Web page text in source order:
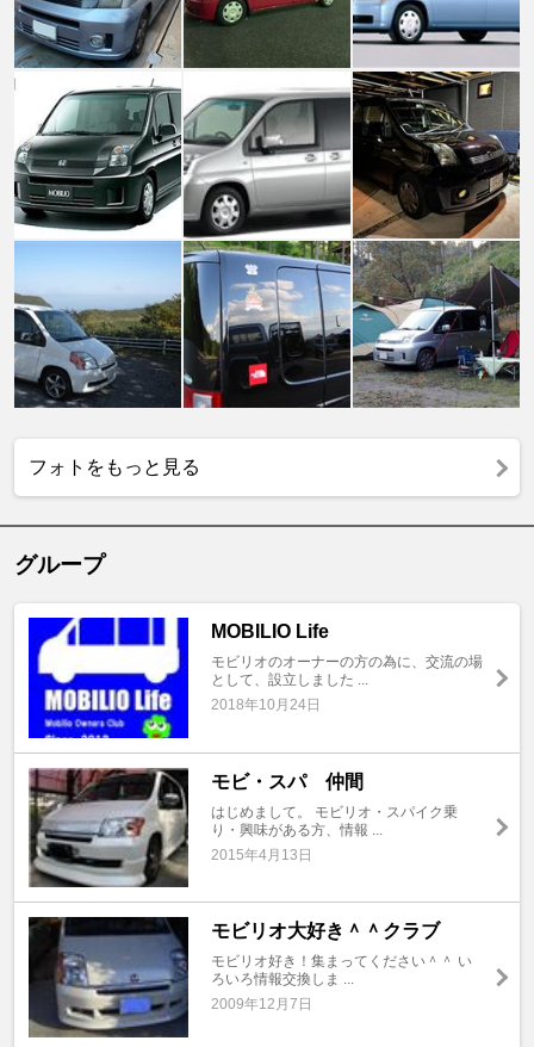
フォトをもっと見る
グループ
MOBILIO Life
モビリオのオーナーの方の為に、交流の場
として、設立しました ...
2018年10月24日
モビ・スパ 仲間
はじめまして。 モビリオ・スパイク乗
り・興味がある方、情報 ...
2015年4月13日
モビリオ大好き＾＾クラブ
モビリオ好き！集まってください＾＾ い
ろいろ情報交換しま ...
2009年12月7日